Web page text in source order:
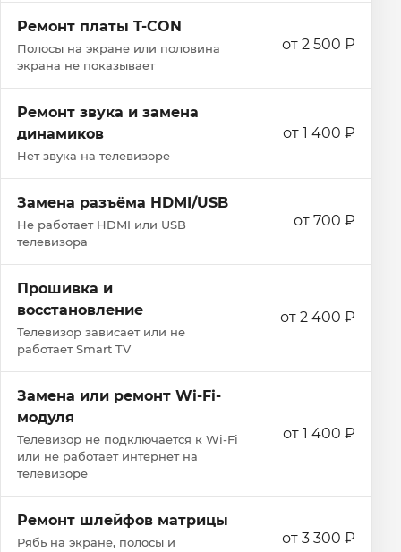
Ремонт платы T-CON
Полосы на экране или половина
экрана не показывает
от 2 500 ₽
Ремонт звука и замена
динамиков
Нет звука на телевизоре
от 1 400 ₽
Замена разъёма HDMI/USB
Не работает HDMI или USB
телевизора
от 700 ₽
Прошивка и
восстановление
Телевизор зависает или не
работает Smart TV
от 2 400 ₽
Замена или ремонт Wi‑Fi-
модуля
Телевизор не подключается к Wi‑Fi
или не работает интернет на
телевизоре
от 1 400 ₽
Ремонт шлейфов матрицы
Рябь на экране, полосы и
от 3 300 ₽